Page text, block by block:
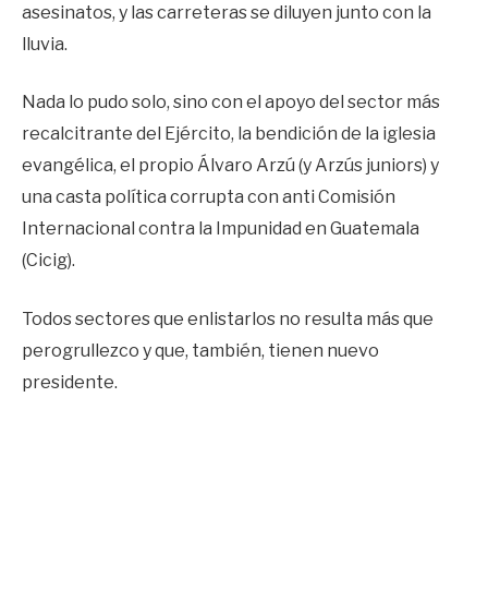
asesinatos, y las carreteras se diluyen junto con la
lluvia.
Nada lo pudo solo, sino con el apoyo del sector más
recalcitrante del Ejército, la bendición de la iglesia
evangélica, el propio Álvaro Arzú (y Arzús juniors) y
una casta política corrupta con anti Comisión
Internacional contra la Impunidad en Guatemala
(Cicig).
Todos sectores que enlistarlos no resulta más que
perogrullezco y que, también, tienen nuevo
presidente.